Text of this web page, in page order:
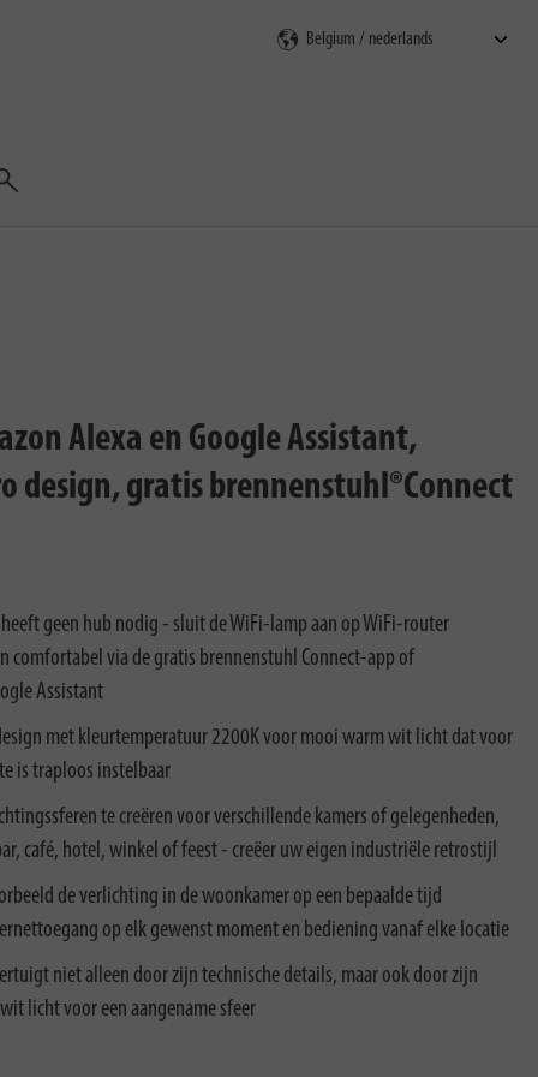
Zoeken
Alexa en Google Assistant,
design, gratis brennenstuhl®Connect
geen hub nodig - sluit de WiFi-lamp aan op WiFi-router
comfortabel via de gratis brennenstuhl Connect-app of
Assistant
met kleurtemperatuur 2200K voor mooi warm wit licht dat voor
is traploos instelbaar
te creëren voor verschillende kamers of gelegenheden,
café, hotel, winkel of feest - creëer uw eigen industriële retrostijl
de verlichting in de woonkamer op een bepaalde tijd
op elk gewenst moment en bediening vanaf elke locatie
niet alleen door zijn technische details, maar ook door zijn
licht voor een aangename sfeer